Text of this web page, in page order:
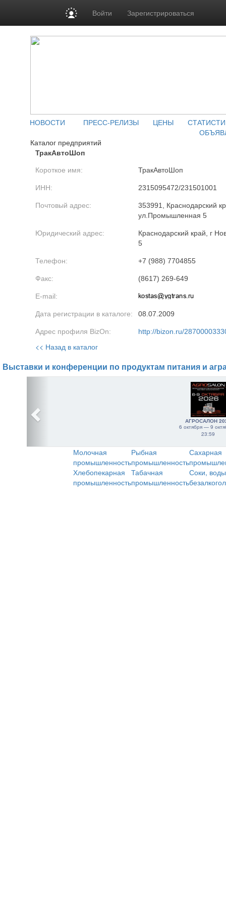
Войти Зарегистрироваться
НОВОСТИ ПРЕСС-РЕЛИЗЫ ЦЕНЫ
Каталог предприятий
ТракАвтоШоп
Короткое имя: ТракАвтоШоп
ИНН: 2315095472/231501001
Почтовый адрес:
353991, Краснодарский
ул.Промышленная 5
Юридический адрес:
Краснодарский край, г
5
Телефон: +7 (988) 7704855
Факс: (8617) 269-649
E-mail:
Дата регистрации в каталоге: 08.07.2009
Адрес профиля BizOn: http://bizon.ru/
<< Назад в каталог
Выставки и конференции по продуктам питания и
АГРОСАЛОН
6 октября — 9
23:59
Молочная
промышленность
Рыбная
промышленность
Сахарная
Хлебопекарная
промышленность
Табачная
промышленность
Соки,